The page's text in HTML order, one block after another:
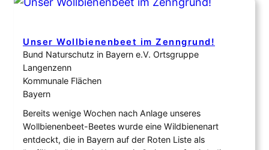
Schmetterlinge oder Spinnen.
Unser Wollbienenbeet im Zenngrund!
Bund Naturschutz in Bayern e.V. Ortsgruppe
Langenzenn
Kommunale Flächen
Bayern
Bereits wenige Wochen nach Anlage unseres
Wollbienenbeet-Beetes wurde eine Wildbienenart
entdeckt, die in Bayern auf der Roten Liste als